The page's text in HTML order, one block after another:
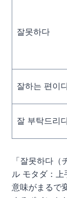
잘못하다
잘하는 편이
잘 부탁드리
「잘못하다
ル モタダ：
意味がまるで